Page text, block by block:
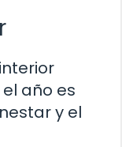
año es
y el